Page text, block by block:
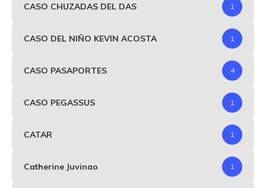
CASO CHUZADAS DEL DAS 1
CASO DEL NIÑO KEVIN ACOSTA 1
CASO PASAPORTES 4
CASO PEGASSUS 1
CATAR 1
Catherine Juvinao 1